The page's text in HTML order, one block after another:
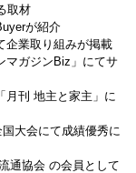
取材
が紹介
企業取り組みが掲載
マガジンBiz」にてサ
月刊 地主と家主」に
大会にて成績優秀に
通協会 の会員として